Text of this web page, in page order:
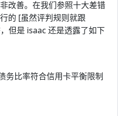
改善。在我们参照十大差错
的 [虽然评判规则就跟
但是 isaac 还是透露了如下
务比率符合信用卡平衡限制